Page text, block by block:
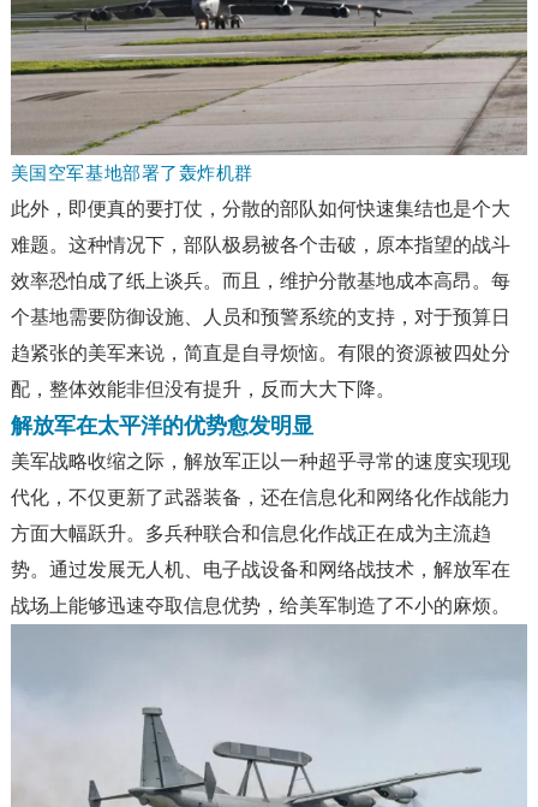
美国空军基地部署了轰炸机群
此外，即便真的要打仗，分散的部队如何快速集结也是个大
难题。这种情况下，部队极易被各个击破，原本指望的战斗
效率恐怕成了纸上谈兵。而且，维护分散基地成本高昂。每
个基地需要防御设施、人员和预警系统的支持，对于预算日
趋紧张的美军来说，简直是自寻烦恼。有限的资源被四处分
配，整体效能非但没有提升，反而大大下降。
解放军在太平洋的优势愈发明显
美军战略收缩之际，解放军正以一种超乎寻常的速度实现现
代化，不仅更新了武器装备，还在信息化和网络化作战能力
方面大幅跃升。多兵种联合和信息化作战正在成为主流趋
势。通过发展无人机、电子战设备和网络战技术，解放军在
战场上能够迅速夺取信息优势，给美军制造了不小的麻烦。